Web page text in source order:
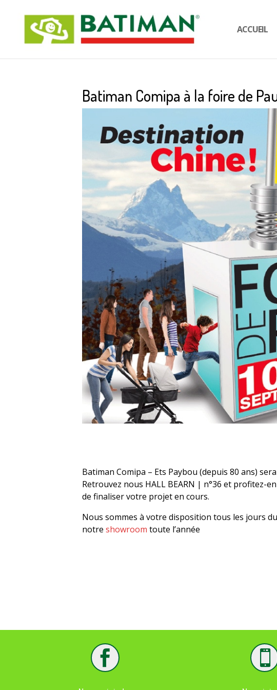
ACCUEIL
Batiman Comipa à la foire de
Batiman Comipa – Ets Paybou (depuis 80 ans)
Retrouvez nous HALL BEARN | n°36 et profitez-
de finaliser votre projet en cours.
Nous sommes à votre disposition tous les jours
notre showroom toute l’année
 